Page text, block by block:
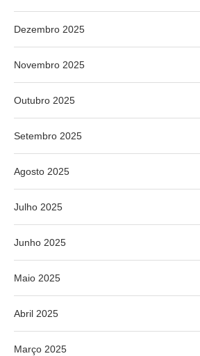
Dezembro 2025
Novembro 2025
Outubro 2025
Setembro 2025
Agosto 2025
Julho 2025
Junho 2025
Maio 2025
Abril 2025
Março 2025